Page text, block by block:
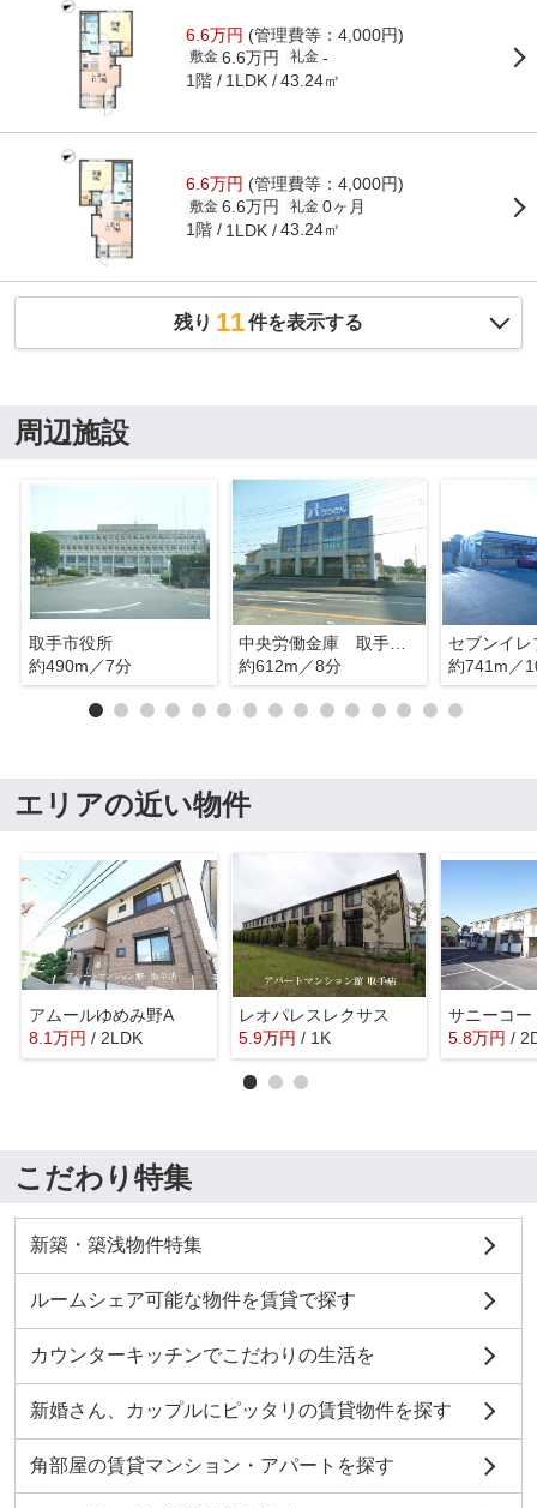
6.6万円 (管理費等：4,000円)
敷金 6.6万円 礼金 -
1階 1LDK 43.24㎡
6.6万円 (管理費等：4,000円)
敷金 6.6万円 礼金 0ヶ月
1階 1LDK 43.24㎡
残り 11件を表示する
周辺施設
取手市役所
約490m／7分
中央労働金庫 取手支店
約612m／8分
約741m／
エリアの近い物件
アムールゆめみ野A
8.1万円 / 2LDK
レオパレスレクサス
5.9万円 / 1K
サニーコ
5.8万円 /
こだわり特集
新築・築浅物件特集
ルームシェア可能な物件を賃貸で探す
カウンターキッチンでこだわりの生活を
新婚さん、カップルにピッタリの賃貸物件を探す
角部屋の賃貸マンション・アパートを探す